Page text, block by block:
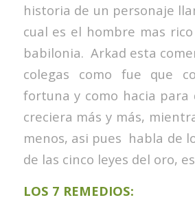
historia de un personaje
cual es el hombre mas
babilonia. Arkad esta
colegas como fue que
fortuna y como hacia para
creciera más y más,
menos, asi pues habla de
de las cinco leyes del oro,
LOS 7 REMEDIOS: